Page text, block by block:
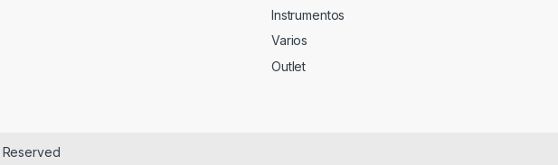
Instrumentos
Varios
Outlet
Reserved